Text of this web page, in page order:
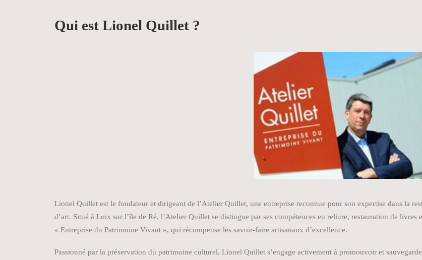
Qui est Lionel Quillet ?
Lionel Quillet est le fondateur et dirigeant de l’Atelier Quillet, une entreprise reconnue pour son expertise dans la
d’art. Situé à Loix sur l’île de Ré, l’Atelier Quillet se distingue par ses compétences en reliure, restauration de
« Entreprise du Patrimoine Vivant », qui récompense les savoir-faire artisanaux d’excellence.
Passionné par la préservation du patrimoine culturel, Lionel Quillet s’engage activement à promouvoir et